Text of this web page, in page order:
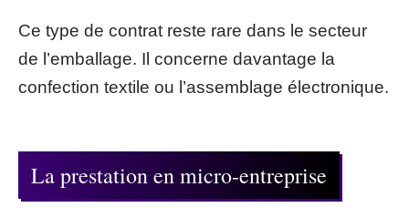
Ce type de contrat reste rare dans le secteur
de l’emballage. Il concerne davantage la
confection textile ou l’assemblage électronique.
La prestation en micro-entreprise